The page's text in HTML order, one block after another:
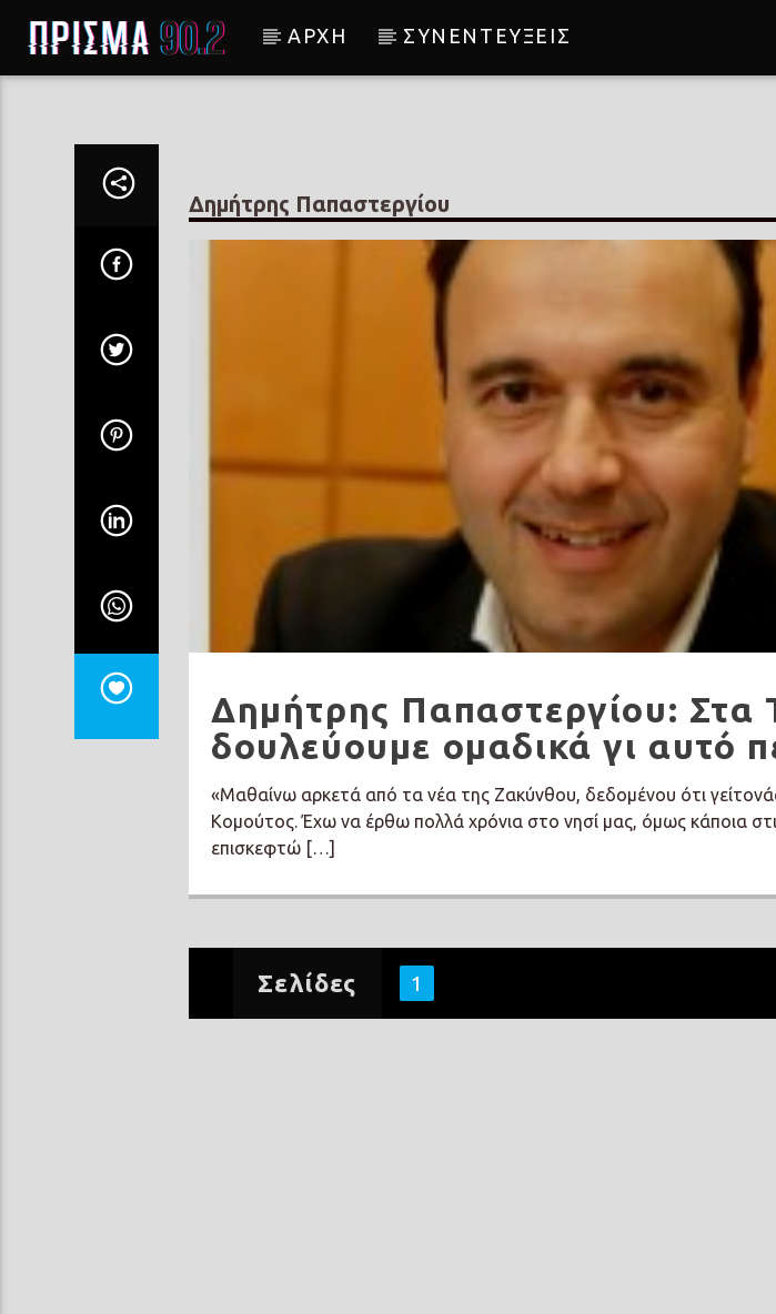
ΑΡΧΗ ΣΥΝΕΝΤΕΥΞΕΙΣ
Δημήτρης Παπαστεργίου
Δημήτρης Παπαστεργίου: Στα
δουλεύουμε ομαδικά γι αυτό
«Μαθαίνω αρκετά από τα νέα της Ζακύνθου, δεδομένου ότι
Κομούτος. Έχω να έρθω πολλά χρόνια στο νησί μας, όμως κάποια
επισκεφτώ […]
Σελίδες 1